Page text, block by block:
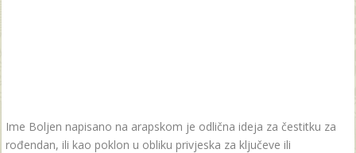
Ime Boljen napisano na arapskom je odlična ideja za čestitku za
rođendan, ili kao poklon u obliku privjeska za ključeve ili